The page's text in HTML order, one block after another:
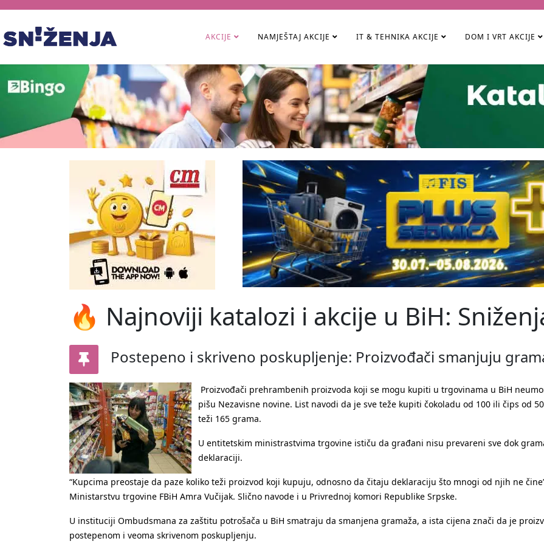
AKCIJE NAMJEŠTAJ AKCIJE IT & TEHNIKA AKCIJE DOM I VRT AKCIJE
🔥 Najnoviji katalozi i akcije u BiH:
Postepeno i skriveno poskupljenje: Proizvođači smanjuju
Proizvođači prehrambenih proizvoda koji se mogu kupiti u trgovinama u BiH
pišu Nezavisne novine. List navodi da je sve teže kupiti čokoladu od 100 ili čips od
teži 165 grama.
U entitetskim ministrastvima trgovine ističu da građani nisu prevareni sve dok
deklaraciji.
“Kupcima preostaje da paze koliko teži proizvod koji kupuju, odnosno da čitaju deklaraciju što mnogi od njih ne
Ministarstvu trgovine FBiH Amra Vučijak. Slično navode i u Privrednoj komori Republike Srpske.
U instituciji Ombudsmana za zaštitu potrošača u BiH smatraju da smanjena gramaža, a ista cijena znači da je
postepenom i veoma skrivenom poskupljenju.